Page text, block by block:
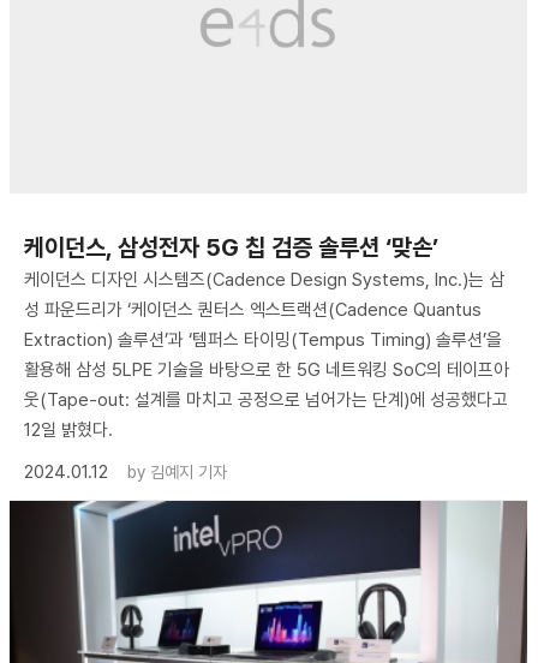
케이던스, 삼성전자 5G 칩 검증 솔루션 ‘맞손’
케이던스 디자인 시스템즈(Cadence Design Systems, Inc.)는 삼
성 파운드리가 ‘케이던스 퀀터스 엑스트랙션(Cadence Quantus
Extraction) 솔루션’과 ‘템퍼스 타이밍(Tempus Timing) 솔루션’을
활용해 삼성 5LPE 기술을 바탕으로 한 5G 네트워킹 SoC의 테이프아
웃(Tape-out: 설계를 마치고 공정으로 넘어가는 단계)에 성공했다고
12일 밝혔다.
2024.01.12
by 김예지 기자